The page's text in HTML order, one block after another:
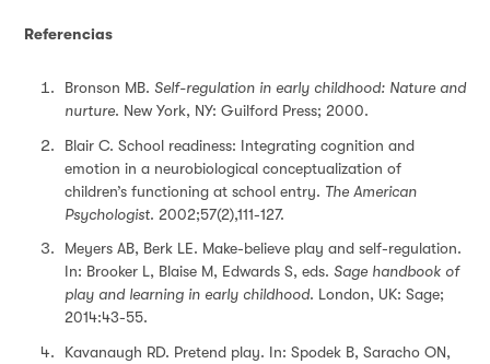
Referencias
Bronson MB. Self-regulation in early childhood: Nature and
nurture. New York, NY: Guilford Press; 2000.
Blair C. School readiness: Integrating cognition and
emotion in a neurobiological conceptualization of
children’s functioning at school entry. The American
Psychologist. 2002;57(2),111-127.
Meyers AB, Berk LE. Make-believe play and self-regulation.
In: Brooker L, Blaise M, Edwards S, eds. Sage handbook of
play and learning in early childhood. London, UK: Sage;
2014:43-55.
Kavanaugh RD. Pretend play. In: Spodek B, Saracho ON,